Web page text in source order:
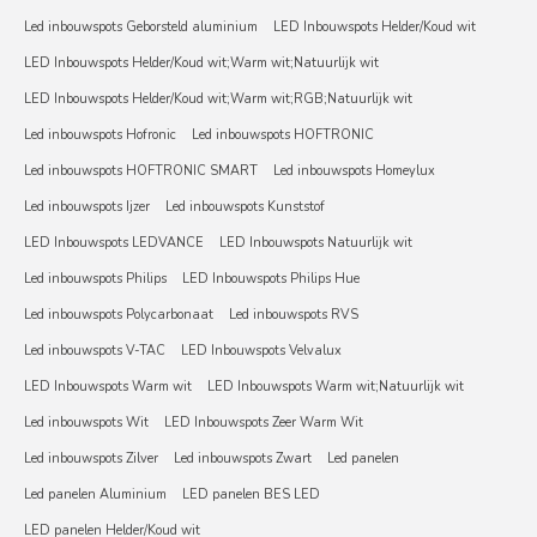
Led inbouwspots Geborsteld aluminium
LED Inbouwspots Helder/Koud wit
LED Inbouwspots Helder/Koud wit;Warm wit;Natuurlijk wit
LED Inbouwspots Helder/Koud wit;Warm wit;RGB;Natuurlijk wit
Led inbouwspots Hofronic
Led inbouwspots HOFTRONIC
Led inbouwspots HOFTRONIC SMART
Led inbouwspots Homeylux
Led inbouwspots Ijzer
Led inbouwspots Kunststof
LED Inbouwspots LEDVANCE
LED Inbouwspots Natuurlijk wit
Led inbouwspots Philips
LED Inbouwspots Philips Hue
Led inbouwspots Polycarbonaat
Led inbouwspots RVS
Led inbouwspots V-TAC
LED Inbouwspots Velvalux
LED Inbouwspots Warm wit
LED Inbouwspots Warm wit;Natuurlijk wit
Led inbouwspots Wit
LED Inbouwspots Zeer Warm Wit
Led inbouwspots Zilver
Led inbouwspots Zwart
Led panelen
Led panelen Aluminium
LED panelen BES LED
LED panelen Helder/Koud wit